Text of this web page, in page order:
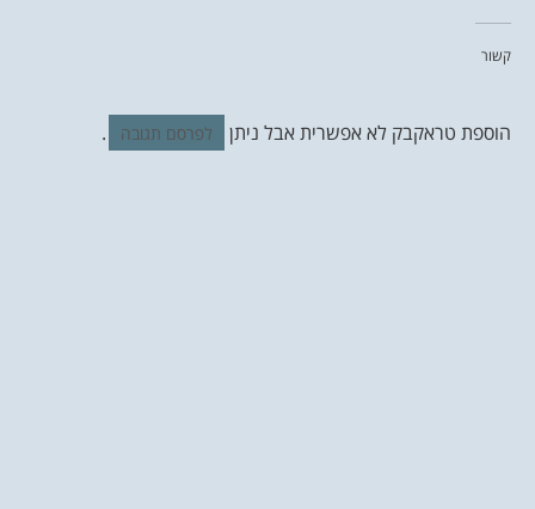
קשור
הוספת טראקבק לא אפשרית אבל ניתן לפרסם תגובה .